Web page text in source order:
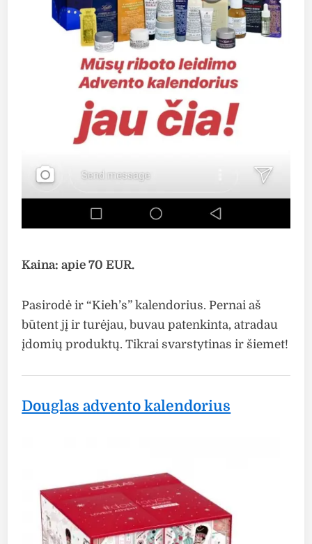
Kaina: apie 70 EUR.
Pasirodė ir “Kieh’s” kalendorius. Pernai aš
būtent jį ir turėjau, buvau patenkinta, atradau
įdomių produktų. Tikrai svarstytinas ir šiemet!
Douglas advento kalendorius